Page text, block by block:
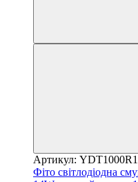
Артикул:
Фіто світлодіодна